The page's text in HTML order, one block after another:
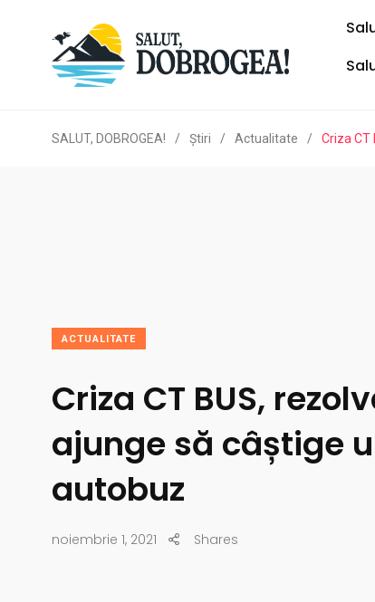
SALUT, DOBROGEA! / Ştiri / Actualitate / Criza CT
ACTUALITATE
Criza CT BUS,
ajunge să câștige
autobuz
noiembrie 1, 2021 Shares